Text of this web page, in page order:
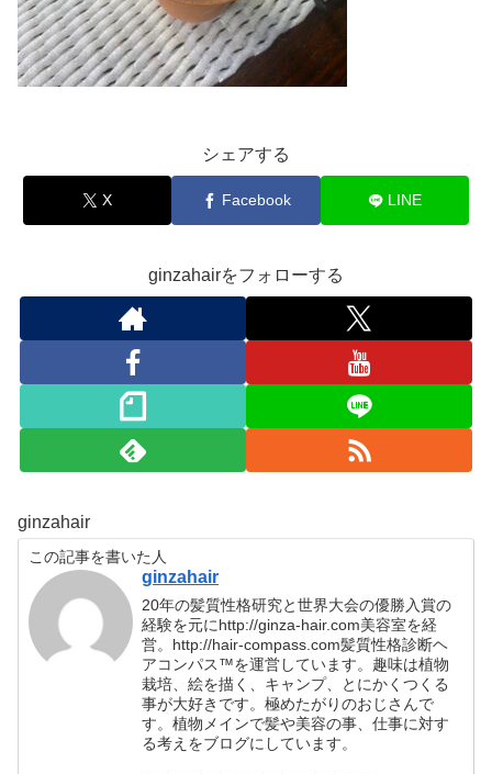
シェアする
X Facebook LINE
ginzahairをフォローする
ginzahair
この記事を書いた人
ginzahair
20年の髪質性格研究と世界大会の優勝入賞の
経験を元にhttp://ginza-hair.com美容室を経
営。http://hair-compass.com髪質性格診断ヘ
アコンパス™︎を運営しています。趣味は植物
栽培、絵を描く、キャンプ、とにかくつくる
事が大好きです。極めたがりのおじさんで
す。植物メインで髪や美容の事、仕事に対す
る考えをブログにしています。